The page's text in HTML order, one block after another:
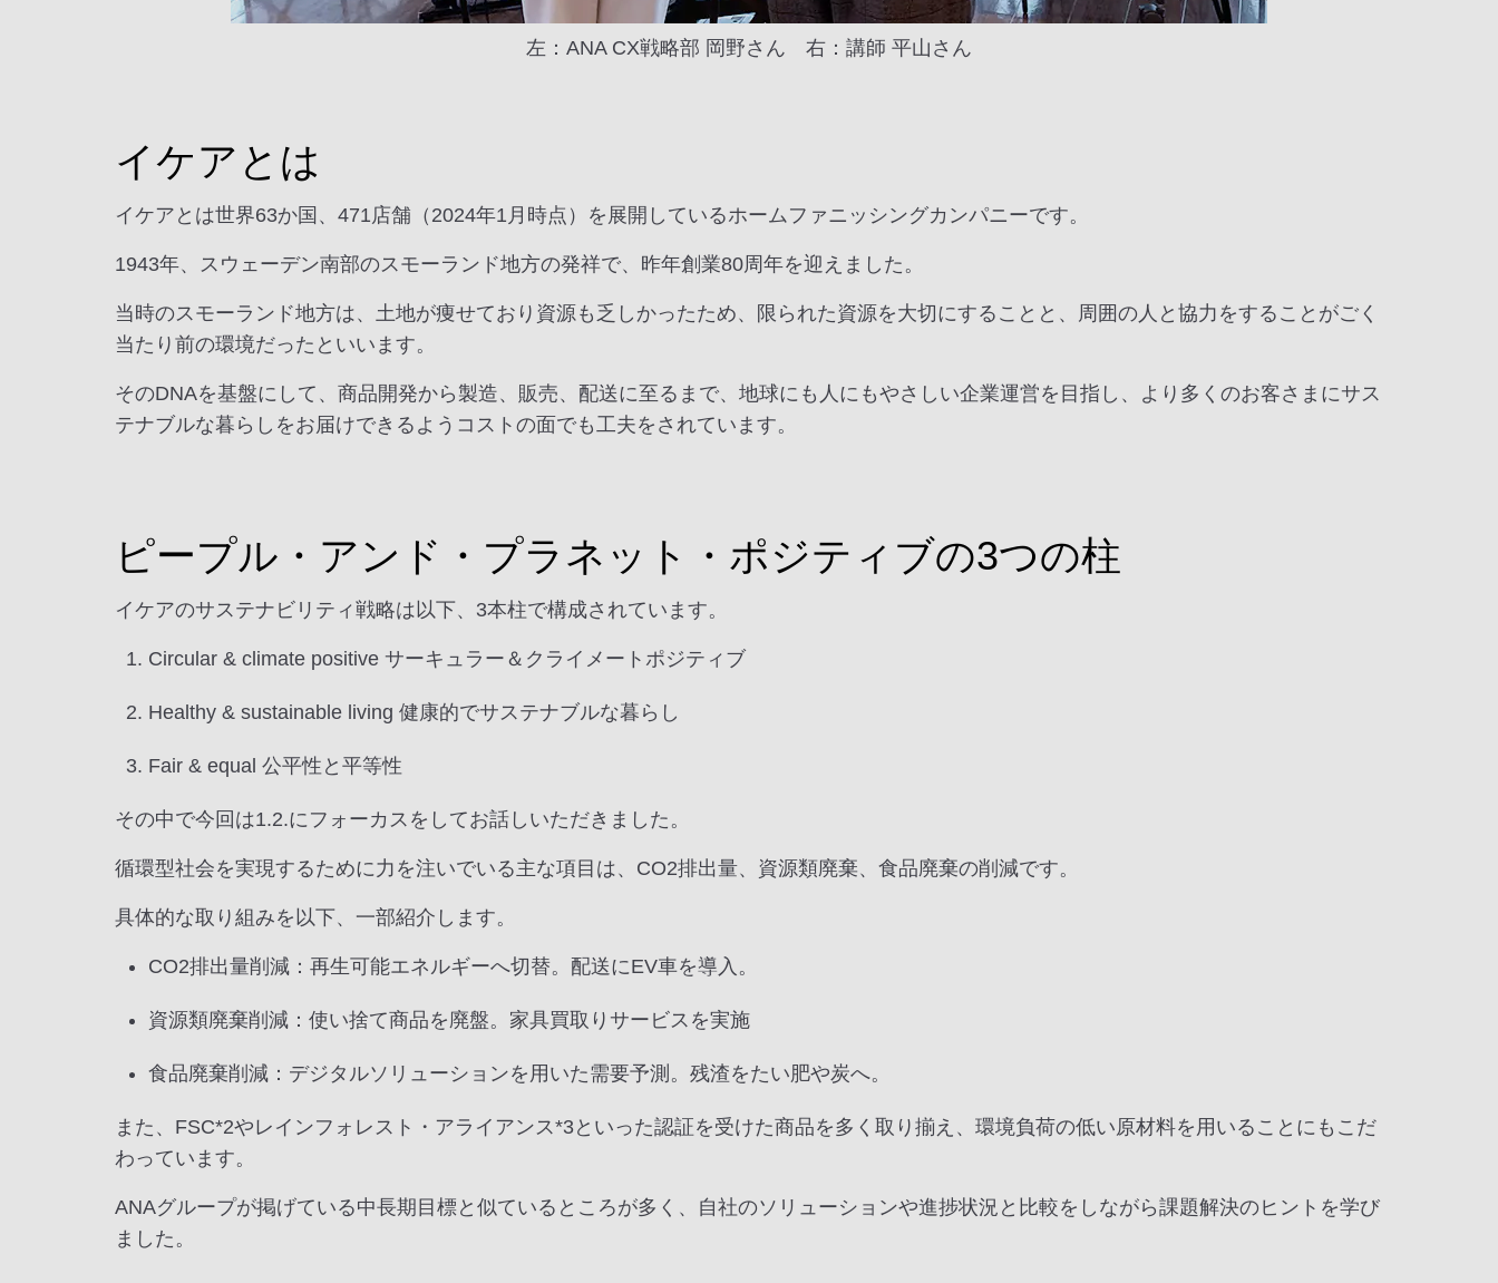
左：ANA CX戦略部 岡野さん 右：講師 平山さん
イケアとは
イケアとは世界63か国、471店舗（2024年1月時点）を展開しているホームファニッシングカンパニーです。
1943年、スウェーデン南部のスモーランド地方の発祥で、昨年創業80周年を迎えました。
当時のスモーランド地方は、土地が痩せており資源も乏しかったため、限られた資源を大切にすることと、周囲の人と協力をすることがごく
当たり前の環境だったといいます。
そのDNAを基盤にして、商品開発から製造、販売、配送に至るまで、地球にも人にもやさしい企業運営を目指し、より多くのお客さまにサス
テナブルな暮らしをお届けできるようコストの面でも工夫をされています。
ピープル・アンド・プラネット・ポジティブの3つの柱
イケアのサステナビリティ戦略は以下、3本柱で構成されています。
Circular & climate positive サーキュラー＆クライメートポジティブ
Healthy & sustainable living 健康的でサステナブルな暮らし
Fair & equal 公平性と平等性
その中で今回は1.2.にフォーカスをしてお話しいただきました。
循環型社会を実現するために力を注いでいる主な項目は、CO2排出量、資源類廃棄、食品廃棄の削減です。
具体的な取り組みを以下、一部紹介します。
CO2排出量削減：再生可能エネルギーへ切替。配送にEV車を導入。
資源類廃棄削減：使い捨て商品を廃盤。家具買取りサービスを実施
食品廃棄削減：デジタルソリューションを用いた需要予測。残渣をたい肥や炭へ。
また、FSC*2やレインフォレスト・アライアンス*3といった認証を受けた商品を多く取り揃え、環境負荷の低い原材料を用いることにもこだ
わっています。
ANAグループが掲げている中長期目標と似ているところが多く、自社のソリューションや進捗状況と比較をしながら課題解決のヒントを学び
ました。